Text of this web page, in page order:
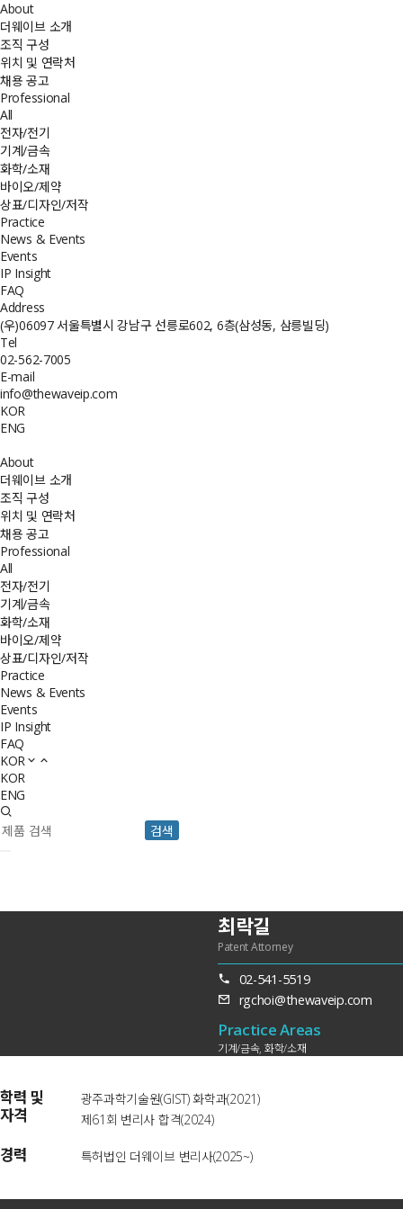
About
더웨이브 소개
조직 구성
위치 및 연락처
채용 공고
Professional
All
전자/전기
기계/금속
화학/소재
바이오/제약
상표/디자인/저작
Practice
News & Events
Events
IP Insight
FAQ
Address
(우)06097 서울특별시 강남구 선릉로602, 6층(삼성동, 삼릉빌딩)
Tel
02-562-7005
E-mail
info@thewaveip.com
KOR
ENG
About
더웨이브 소개
조직 구성
위치 및 연락처
채용 공고
Professional
All
전자/전기
기계/금속
화학/소재
바이오/제약
상표/디자인/저작
Practice
News & Events
Events
IP Insight
FAQ
KOR
KOR
ENG
검색
최락길
Patent Attorney
02-541-5519
rgchoi@thewaveip.com
Practice Areas
기계/금속, 화학/소재
학력 및
자격
광주과학기술원(GIST) 화학과(2021)
제61회 변리사 합격(2024)
경력 특허법인 더웨이브 변리사(2025~)